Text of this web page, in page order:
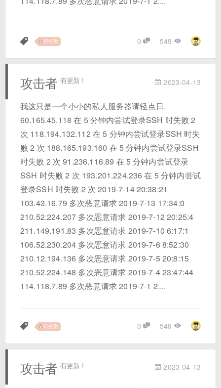
待分类 0 549
攻击者 有更新！ 2023-04-13
我这只是一个小小的私人服务器请轻点日.
60.165.45.118 在 5 分钟内尝试登录SSH 时失败 2
次 118.194.132.112 在 5 分钟内尝试登录SSH 时失
败 2 次 188.165.193.160 在 5 分钟内尝试登录SSH
时失败 2 次 91.236.116.89 在 5 分钟内尝试登录
SSH 时失败 2 次 193.201.224.236 在 5 分钟内尝试
登录SSH 时失败 2 次 2019-7-14 20:38:21
103.43.16.79 多次恶意请求 2019-7-13 17:34:0
210.52.224.207 多次恶意请求 2019-7-12 20:25:4
211.149.191.83 多次恶意请求 2019-7-10 6:17:1
106.52.230.204 多次恶意请求 2019-7-6 8:52:30
210.12.194.136 多次恶意请求 2019-7-5 20:8:15
210.52.224.148 多次恶意请求 2019-7-4 23:47:44
114.118.7.89 多次恶意请求 2019-7-1 2....
待分类 0 549
攻击者 有更新！ 2023-04-13